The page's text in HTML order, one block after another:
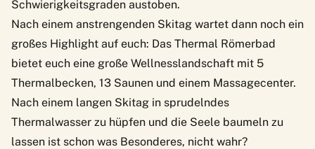
Schwierigkeitsgraden austoben.
Nach einem anstrengenden Skitag wartet dann noch ein
großes Highlight auf euch: Das Thermal Römerbad
bietet euch eine große Wellnesslandschaft mit 5
Thermalbecken, 13 Saunen und einem Massagecenter.
Nach einem langen Skitag in sprudelndes
Thermalwasser zu hüpfen und die Seele baumeln zu
lassen ist schon was Besonderes, nicht wahr?